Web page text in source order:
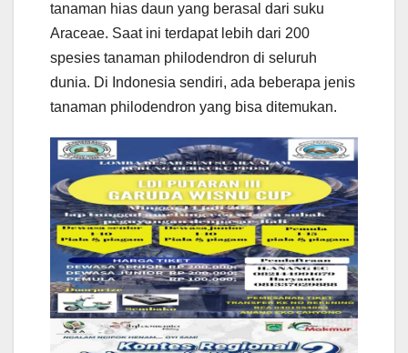
tanaman hias daun yang berasal dari suku
Araceae. Saat ini terdapat lebih dari 200
spesies tanaman philodendron di seluruh
dunia. Di Indonesia sendiri, ada beberapa jenis
tanaman philodendron yang bisa ditemukan.